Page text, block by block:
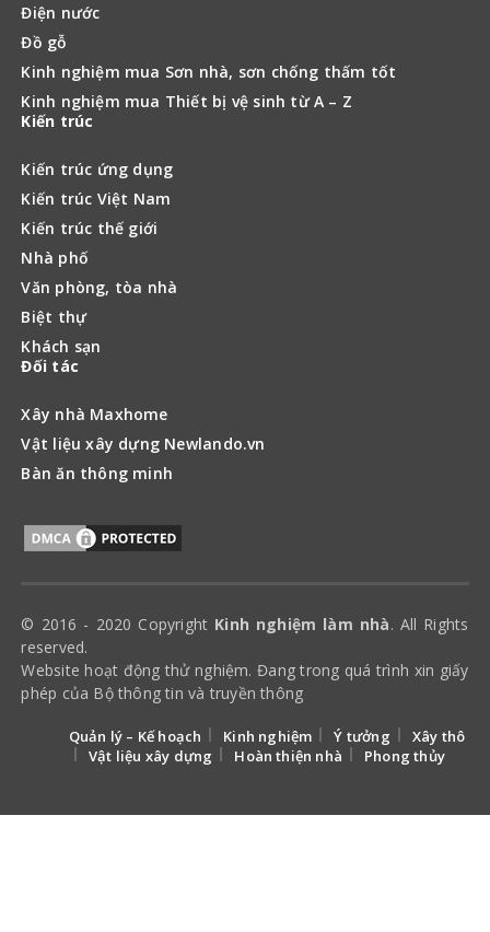
Điện nước
Đồ gỗ
Kinh nghiệm mua Sơn nhà, sơn chống thấm tốt
Kinh nghiệm mua Thiết bị vệ sinh từ A – Z
Kiến trúc
Kiến trúc ứng dụng
Kiến trúc Việt Nam
Kiến trúc thế giới
Nhà phố
Văn phòng, tòa nhà
Biệt thự
Khách sạn
Đối tác
Xây nhà Maxhome
Vật liệu xây dựng Newlando.vn
Bàn ăn thông minh
© 2016 - 2020 Copyright Kinh nghiệm làm nhà. All Rights
reserved.
Website hoạt động thử nghiệm. Đang trong quá trình xin giấy
phép của Bộ thông tin và truyền thông
Quản lý – Kế hoạch Kinh nghiệm Ý tưởng
Xây thô
Vật liệu xây dựng
Hoàn thiện nhà Phong thủy